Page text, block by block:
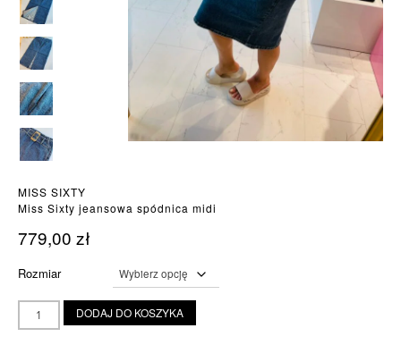
MISS SIXTY
Miss Sixty jeansowa spódnica midi
779,00 zł
Rozmiar
ilość
Miss
DODAJ DO KOSZYKA